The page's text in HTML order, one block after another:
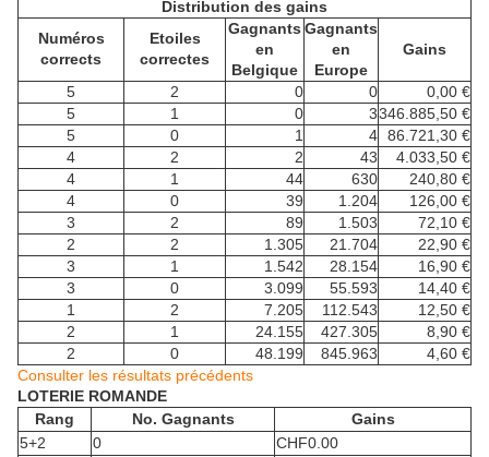
Distribution des gains
Numéros
corrects
Etoiles
correctes
Gagnants
en
Belgique
Gagnants
en
Europe
Gains
5 2 0 0
0,00 €
5
1 0 3346.885,50 €
5
0 1 4 86.721,30 €
4
2 2 43
4.033,50 €
4
1 44 630
240,80 €
4
0 39 1.204
126,00 €
3
2 89 1.503
72,10 €
2
2 1.305 21.704
22,90 €
3
1 1.542 28.154
16,90 €
3
0 3.099 55.593
14,40 €
1
2 7.205 112.543
12,50 €
2
1 24.155 427.305
8,90 €
2
0 48.199 845.963
4,60 €
Consulter les résultats précédents
LOTERIE ROMANDE
Rang
No. Gagnants
Gains
5+2
0 CHF0.00